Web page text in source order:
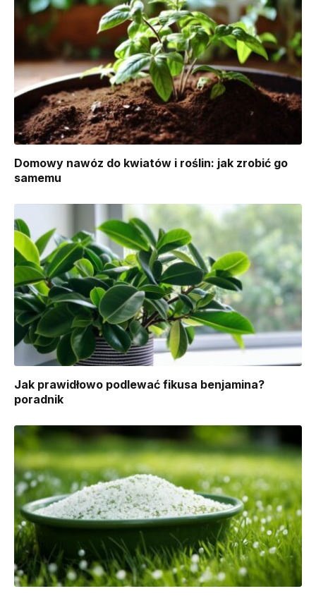
Domowy nawóz do kwiatów i roślin: jak zrobić go
samemu
Jak prawidłowo podlewać fikusa benjamina?
poradnik